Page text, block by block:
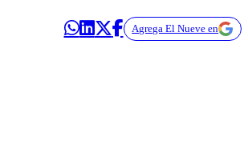
Agrega El Nueve en